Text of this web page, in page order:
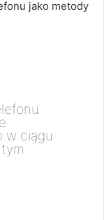
jako metody
w ciągu